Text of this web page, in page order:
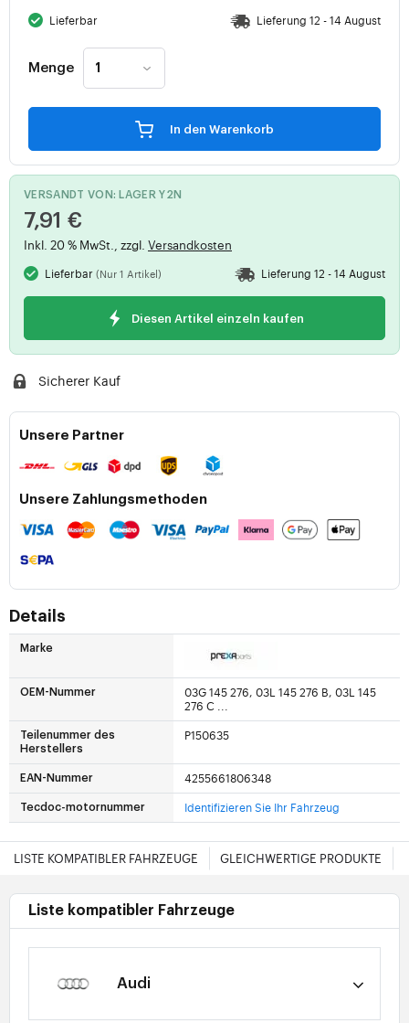
Lieferbar Lieferung 12 - 14 August
Menge
In den Warenkorb
VERSANDT VON: LAGER Y2N
7,91 €
Inkl. 20 % MwSt., zzgl. Versandkosten
Lieferbar(Nur 1 Artikel) Lieferung 12 - 14 August
Diesen Artikel einzeln kaufen
Sicherer Kauf
Unsere Partner
Unsere Zahlungsmethoden
Details
Marke
OEM-Nummer
03G 145 276, 03L 145 276 B, 03L 145
276 C ...
Teilenummer des
Herstellers
P150635
EAN-Nummer 4255661806348
Tecdoc-motornummer Identifizieren Sie Ihr Fahrzeug
LISTE KOMPATIBLER FAHRZEUGE GLEICHWERTIGE PRODUKTE
Liste kompatibler Fahrzeuge
Audi